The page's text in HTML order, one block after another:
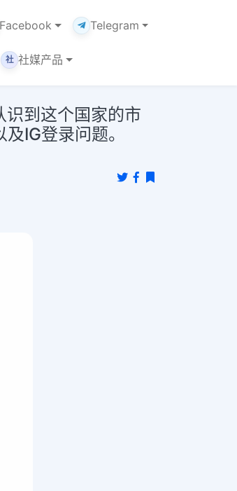
Facebook Telegram
社 社媒产品
到这个国家的市
IG登录问题。